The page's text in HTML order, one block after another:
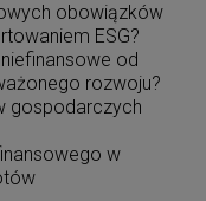
obowiązków
ESG?
od
rozwoju?
gospodarczych
w